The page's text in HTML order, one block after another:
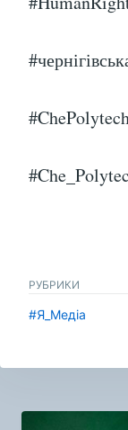
РУБРИКИ
#Я_Медіа